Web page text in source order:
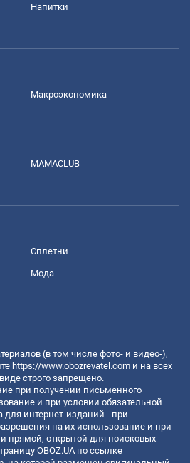
Напитки
Mакроэкономика
MAMACLUB
Сплетни
Мода
(в том числе фото- и видео-),
https://www.obozrevatel.com и на всех
строго запрещено.
при получении письменного
и при условии обязательной
для интернет-изданий - при
на их использование и при
прямой, открытой для поисковых
OBOZ.UA по ссылке